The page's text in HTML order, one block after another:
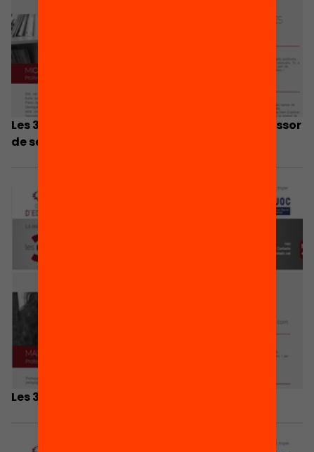
Les 3 coses que he après… Miquel Gené, professor
de secundària
Les 3 coses que he après… Maite Górriz